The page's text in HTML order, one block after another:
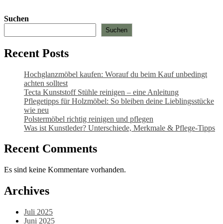
Suchen
Suchen
Recent Posts
Hochglanzmöbel kaufen: Worauf du beim Kauf unbedingt
achten solltest
Tecta Kunststoff Stühle reinigen – eine Anleitung
Pflegetipps für Holzmöbel: So bleiben deine Lieblingsstücke
wie neu​
Polstermöbel richtig reinigen und pflegen
Was ist Kunstleder? Unterschiede, Merkmale & Pflege-Tipps
Recent Comments
Es sind keine Kommentare vorhanden.
Archives
Juli 2025
Juni 2025